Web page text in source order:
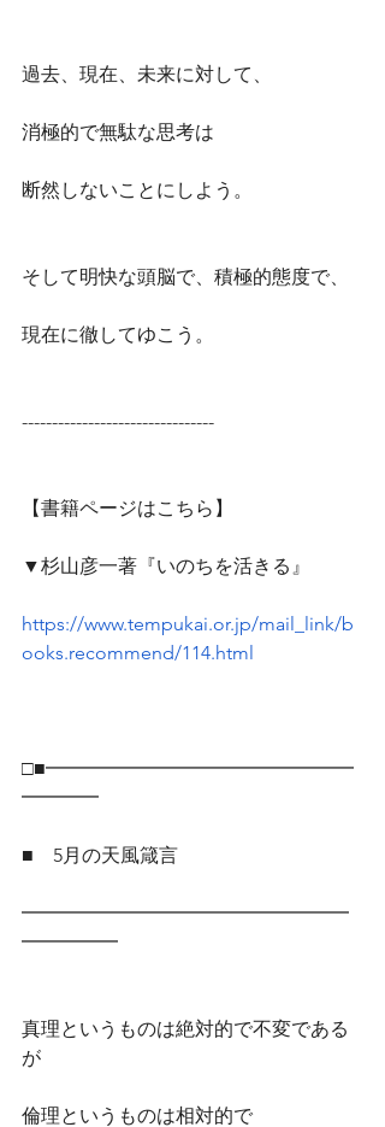
過去、現在、未来に対して、
消極的で無駄な思考は
断然しないことにしよう。
そして明快な頭脳で、積極的態度で、
現在に徹してゆこう。
--------------------------------
【書籍ページはこちら】
▼杉山彦一著『いのちを活きる』
https://www.tempukai.or.jp/mail_link/b
ooks.recommend/114.html
□■━━━━━━━━━━━━━━━━
━━━━
■　5月の天風箴言
━━━━━━━━━━━━━━━━━
━━━━━
真理というものは絶対的で不変である
が
倫理というものは相対的で